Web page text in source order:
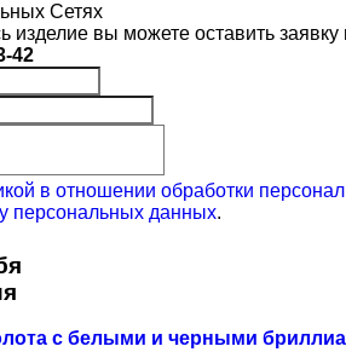
Сетях
изделие вы можете оставить
42
в отношении обработки
персональных данных.
с белыми и черными